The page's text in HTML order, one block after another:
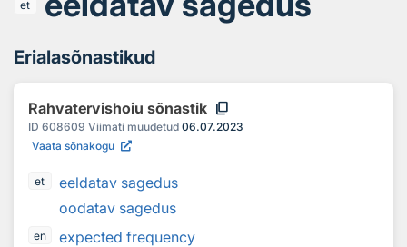
et
Erialasõnastikud
Rahvatervishoiu sõnastik content_copy
ID 608609 Viimati muudetud 06.07.2023
Vaata sõnakogu
et
eeldatav sagedus
oodatav sagedus
en
expected frequency